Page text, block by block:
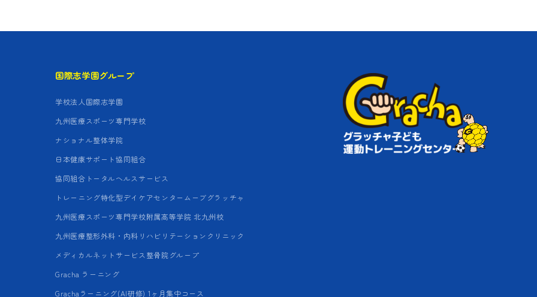
国際志学園グループ
学校法人国際志学園
九州医療スポーツ専門学校
ナショナル整体学院
日本健康サポート協同組合
協同組合トータルヘルスサービス
トレーニング特化型デイケアセンタームーブグラッチャ
九州医療スポーツ専門学校附属高等学院 北九州校
九州医療整形外科・内科リハビリテーションクリニック
メディカルネットサービス整骨院グループ
Gracha ラーニング
Grachaラーニング(AI研修) 1ヶ月集中コース